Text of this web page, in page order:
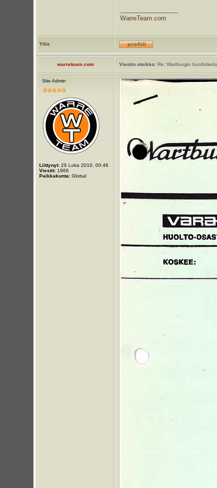
WarreTeam.com
Ylös
warreteam.com Viestin otsikko:Re: Wartburgin
Site Admin
Liittynyt:26 Loka 2010, 00:46
Viestit:1966
Paikkakunta:Global